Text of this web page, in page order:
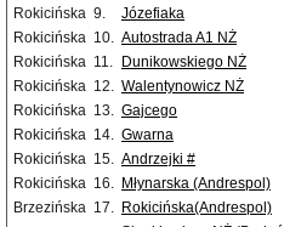
Rokicińska 9. Józefiaka
Rokicińska 10. Autostrada A1 NŻ
Rokicińska 11. Dunikowskiego NŻ
Rokicińska 12. Walentynowicz NŻ
Rokicińska 13. Gajcego
Rokicińska 14. Gwarna
Rokicińska 15. Andrzejki #
Rokicińska 16. Młynarska (Andrespol)
Brzezińska 17. Rokicińska(Andrespol)